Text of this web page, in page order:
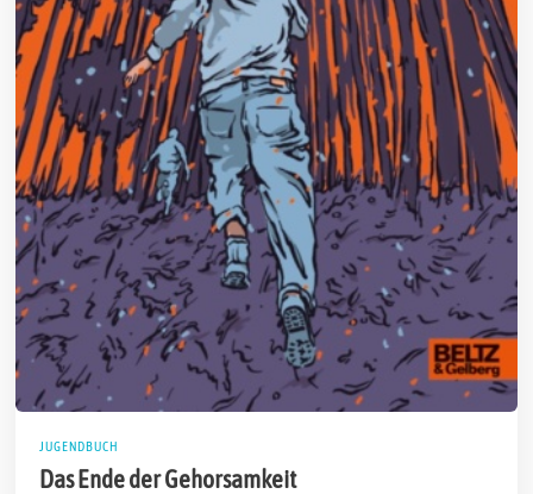
JUGENDBUCH
Das Ende der Gehorsamkeit